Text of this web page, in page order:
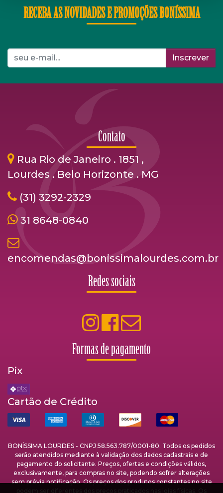
RECEBA AS NOVIDADES E PROMOÇÕES BONÍSSIMA
Inscrever
Contato
Rua Rio de Janeiro . 1851 ,
Lourdes . Belo Horizonte . MG
(31) 3292-2329
31 8648-0840
encomendas@bonissimalourdes.com.br
Redes sociais
Formas de pagamento
Pix
Cartão de Crédito
BONÍSSIMA LOURDES - CNPJ 58.563.787/0001-80. Todos os pedidos
serão atendidos mediante à validação dos dados cadastrais e de
pagamento do solicitante. Preços, ofertas e condições válidos,
exclusivamente, para compras no site, podendo sofrer alterações
sem prévia notificação. Os preços dos produtos constantes no site